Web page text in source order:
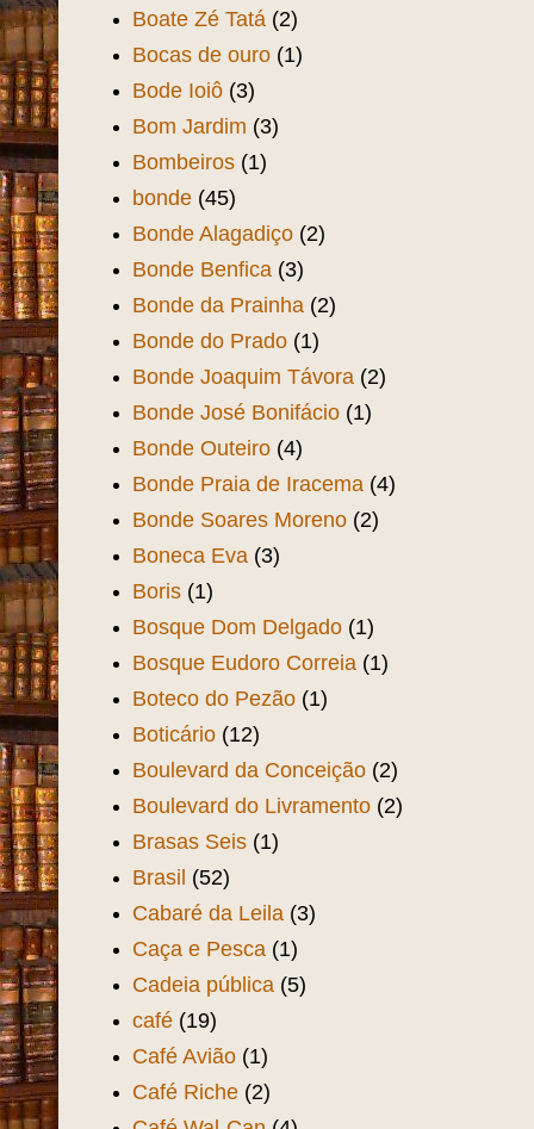
Boate Zé Tatá (2)
Bocas de ouro (1)
Bode Ioiô (3)
Bom Jardim (3)
Bombeiros (1)
bonde (45)
Bonde Alagadiço (2)
Bonde Benfica (3)
Bonde da Prainha (2)
Bonde do Prado (1)
Bonde Joaquim Távora (2)
Bonde José Bonifácio (1)
Bonde Outeiro (4)
Bonde Praia de Iracema (4)
Bonde Soares Moreno (2)
Boneca Eva (3)
Boris (1)
Bosque Dom Delgado (1)
Bosque Eudoro Correia (1)
Boteco do Pezão (1)
Boticário (12)
Boulevard da Conceição (2)
Boulevard do Livramento (2)
Brasas Seis (1)
Brasil (52)
Cabaré da Leila (3)
Caça e Pesca (1)
Cadeia pública (5)
café (19)
Café Avião (1)
Café Riche (2)